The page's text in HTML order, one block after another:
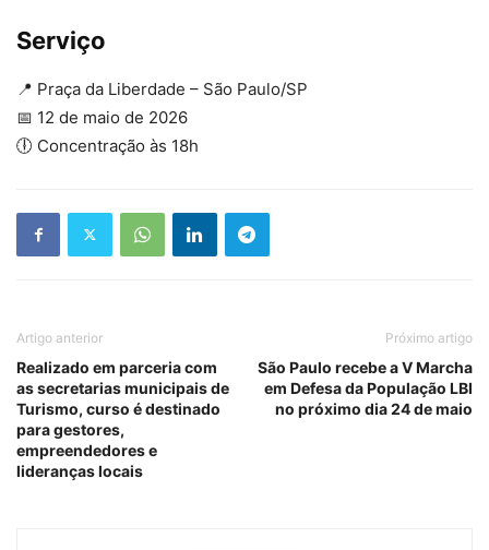
Serviço
📍 Praça da Liberdade – São Paulo/SP
📅 12 de maio de 2026
🕕 Concentração às 18h
Artigo anterior
Realizado em parceria com
as secretarias municipais de
Turismo, curso é destinado
para gestores,
empreendedores e
lideranças locais
Próximo artigo
São Paulo recebe a V Marcha
em Defesa da População LBI
no próximo dia 24 de maio